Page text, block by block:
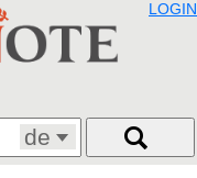
LOGIN
de